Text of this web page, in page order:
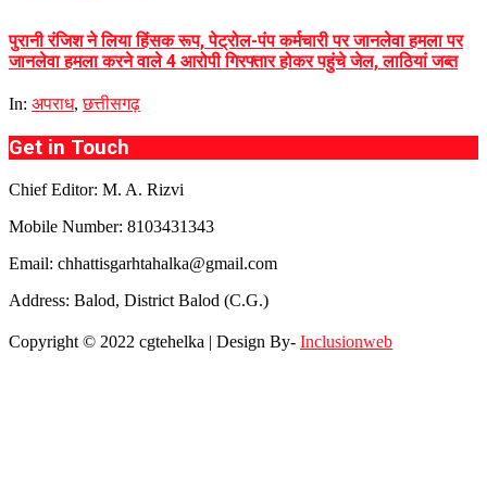
पुरानी रंजिश ने लिया हिंसक रूप, पेट्रोल-पंप कर्मचारी पर जानलेवा हमला पर
जानलेवा हमला करने वाले 4 आरोपी गिरफ्तार होकर पहुंचे जेल, लाठियां जब्त
In: अपराध,छत्तीसगढ़
Get in Touch
Chief Editor: M. A. Rizvi
Mobile Number: 8103431343
Email: chhattisgarhtahalka@gmail.com
Address: Balod, District Balod (C.G.)
Copyright © 2022 cgtehelka | Design By- Inclusionweb